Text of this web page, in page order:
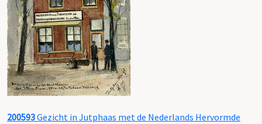
200593Gezicht in Jutphaas met de Nederlands Hervormde